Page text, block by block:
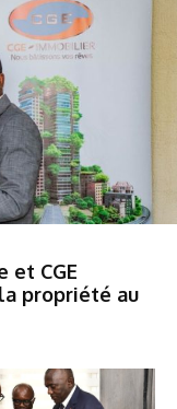
et CGE
propriété au